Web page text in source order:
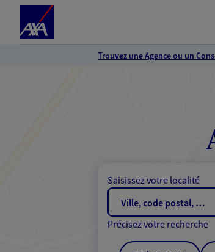
Trouvez une Agence ou un
Saisissez votre localité
Précisez votre recherche